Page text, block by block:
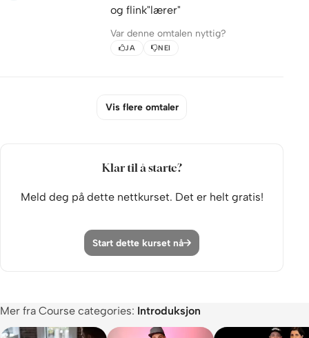
og flink"lærer"
Var denne omtalen nyttig?
JA NEI
Vis flere omtaler
Klar til å starte?
Meld deg på dette nettkurset. Det er helt gratis!
Start dette kurset nå
Mer fra Course categories: Introduksjon